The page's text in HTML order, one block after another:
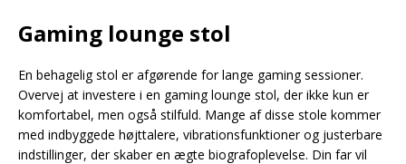
Gaming lounge stol
En behagelig stol er afgørende for lange gaming sessioner.
Overvej at investere i en gaming lounge stol, der ikke kun er
komfortabel, men også stilfuld. Mange af disse stole kommer
med indbyggede højttalere, vibrationsfunktioner og justerbare
indstillinger, der skaber en ægte biografoplevelse. Din far vil